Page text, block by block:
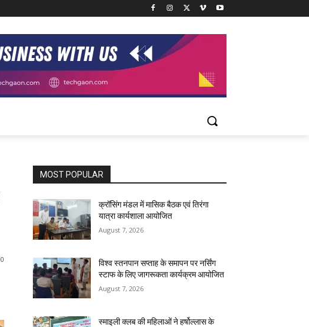
0
MOST POPULAR
क्रॉसिंग मंडल में मासिक बैठक एवं तिरंगा
यात्रा कार्यशाला आयोजित
August 7, 2026
विश्व स्तनपान सप्ताह के समापन पर नर्सिंग
स्टाफ के लिए जागरूकता कार्यक्रम आयोजित
August 7, 2026
स्माइली क्लब की महिलाओं ने हर्षोल्लास के